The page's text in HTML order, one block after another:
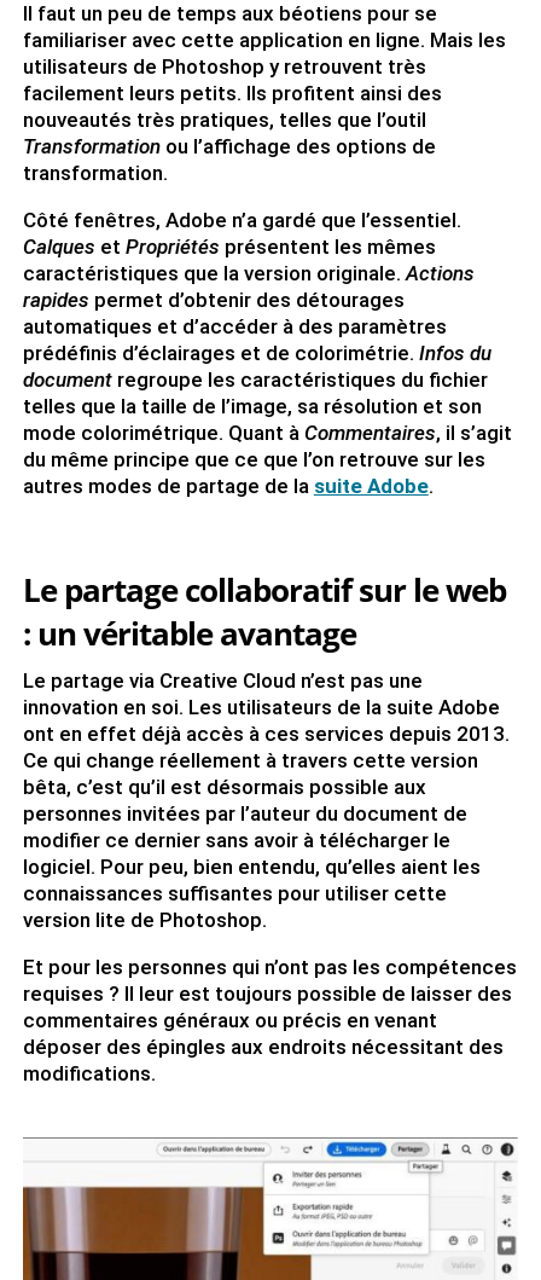
Il faut un peu de temps aux béotiens pour se
familiariser avec cette application en ligne. Mais les
utilisateurs de Photoshop y retrouvent très
facilement leurs petits. Ils profitent ainsi des
nouveautés très pratiques, telles que l’outil
Transformationou l’affichage des options de
transformation.
Côté fenêtres, Adobe n’a gardé que l’essentiel.
Calques et Propriétés présentent les mêmes
caractéristiques que la version originale.Actions
rapides permet d’obtenir des détourages
automatiques et d’accéder à des paramètres
prédéfinis d’éclairages et de colorimétrie. Infos du
documentregroupe les caractéristiques du fichier
telles que la taille de l’image, sa résolution et son
mode colorimétrique. Quant à Commentaires, il s’agit
du même principe que ce que l’on retrouve sur les
autres modes de partage de la suite Adobe.
Le partage collaboratif sur le web
: un véritable avantage
Le partage via Creative Cloud n’est pas une
innovation en soi. Les utilisateurs de la suite Adobe
ont en effet déjà accès à ces services depuis 2013.
Ce qui change réellement à travers cette version
bêta, c’est qu’il est désormais possible aux
personnes invitées par l’auteur du document de
modifier ce dernier sans avoir à télécharger le
logiciel. Pour peu, bien entendu, qu’elles aient les
connaissances suffisantes pour utiliser cette
version lite de Photoshop.
Et pour les personnes qui n’ont pas les compétences
requises ? Il leur est toujours possible de laisser des
commentaires généraux ou précis en venant
déposer des épingles aux endroits nécessitant des
modifications.